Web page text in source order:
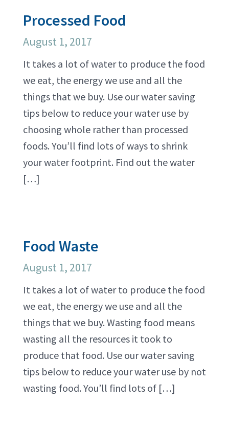
Processed Food
August 1, 2017
It takes a lot of water to produce the food
we eat, the energy we use and all the
things that we buy. Use our water saving
tips below to reduce your water use by
choosing whole rather than processed
foods. You’ll find lots of ways to shrink
your water footprint. Find out the water
[…]
Food Waste
August 1, 2017
It takes a lot of water to produce the food
we eat, the energy we use and all the
things that we buy. Wasting food means
wasting all the resources it took to
produce that food. Use our water saving
tips below to reduce your water use by not
wasting food. You’ll find lots of […]